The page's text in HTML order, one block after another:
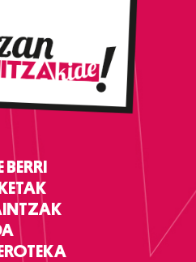
BERRI